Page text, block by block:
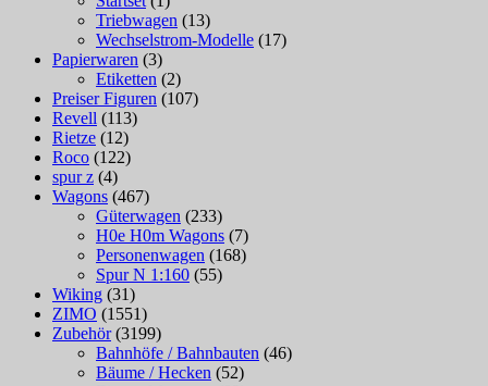
Triebwagen (13)
Wechselstrom-Modelle (17)
Papierwaren (3)
Etiketten (2)
Preiser Figuren (107)
Revell (113)
Rietze (12)
Roco (122)
spur z (4)
Wagons (467)
Güterwagen (233)
H0e H0m Wagons (7)
Personenwagen (168)
Spur N 1:160 (55)
Wiking (31)
ZIMO (1551)
Zubehör (3199)
Bahnhöfe / Bahnbauten (46)
Bäume / Hecken (52)